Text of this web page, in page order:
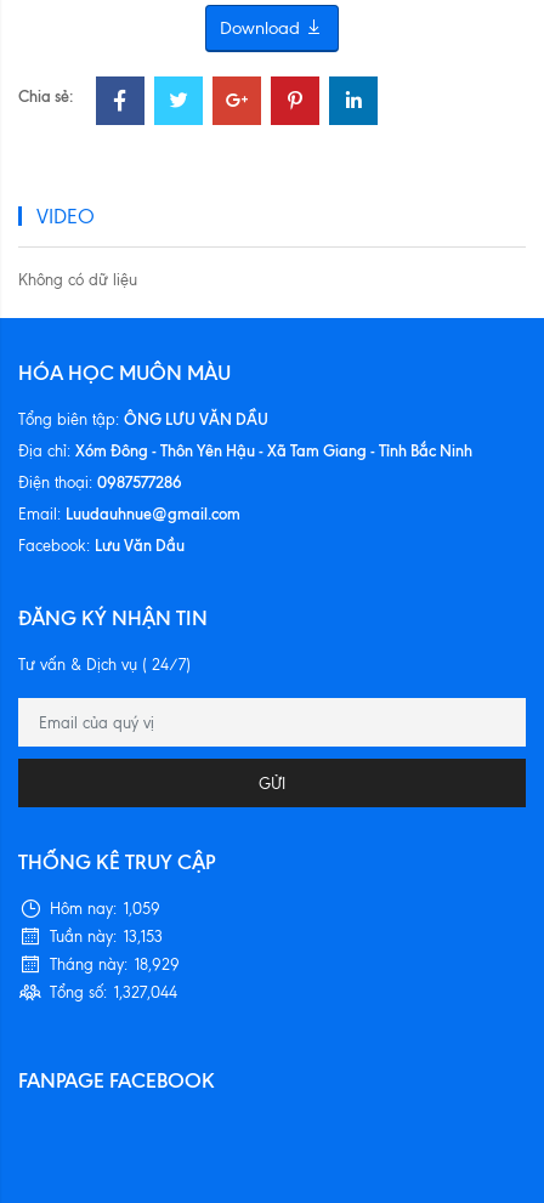
Download
Chia sẻ:
VIDEO
Không có dữ liệu
HÓA HỌC MUÔN MÀU
Tổng biên tập: ÔNG LƯU VĂN DẦU
Địa chỉ: Xóm Đông - Thôn Yên Hậu - Xã Tam Giang - Tỉnh Bắc Ninh
Điện thoại: 0987577286
Email: Luudauhnue@gmail.com
Facebook: Lưu Văn Dầu
ĐĂNG KÝ NHẬN TIN
Tư vấn & Dịch vụ ( 24/7)
GỬI
THỐNG KÊ TRUY CẬP
Hôm nay: 1,059
Tuần này: 13,153
Tháng này: 18,929
Tổng số: 1,327,044
FANPAGE FACEBOOK